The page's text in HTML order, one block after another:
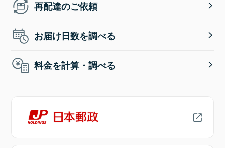
再配達のご依頼
お届け日数を調べる
料金を計算・調べる